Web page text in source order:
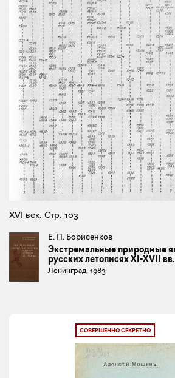
XVI век. Стр. 103
Е. П. Борисенков
Экстремальные природные
русских летописях XI-XVII вв.
Ленинград, 1983
СОВЕРШЕННО СЕКРЕТНО